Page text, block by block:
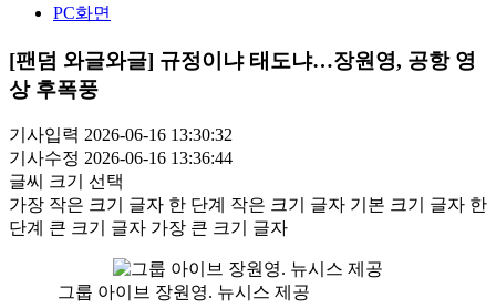
PC화면
[팬덤 와글와글] 규정이냐 태도냐…장원영, 공항 영
상 후폭풍
기사입력 2026-06-16 13:30:32
기사수정 2026-06-16 13:36:44
글씨 크기 선택
가장 작은 크기 글자 한 단계 작은 크기 글자 기본 크기 글자 한
단계 큰 크기 글자 가장 큰 크기 글자
그룹 아이브 장원영. 뉴시스 제공